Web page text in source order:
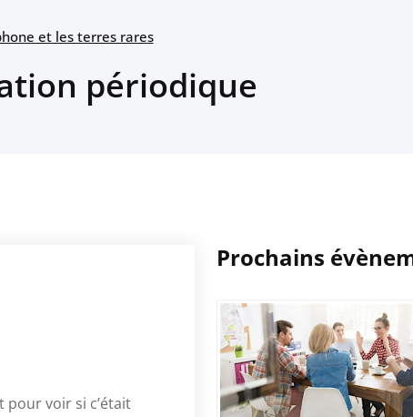
et les terres rares
périodique
pour voir si c’était
Prochains